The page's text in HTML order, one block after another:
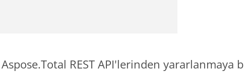
REST API'lerinden yararlanmaya